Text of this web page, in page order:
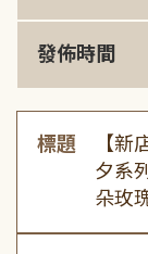
發佈時間
標題
【
夕系
朵玫